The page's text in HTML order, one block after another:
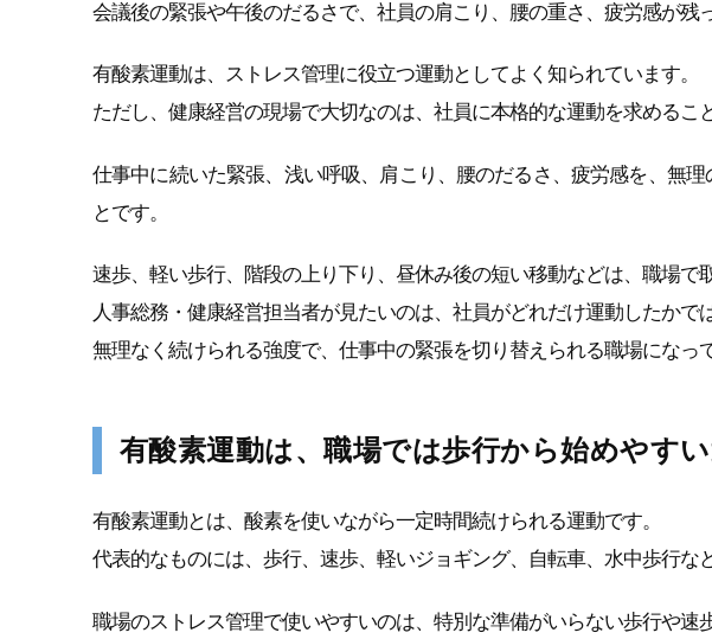
会議後の緊張や午後のだるさで、社員の肩こり、腰の重さ、疲労感が残
有酸素運動は、ストレス管理に役立つ運動としてよく知られています。
ただし、健康経営の現場で大切なのは、社員に本格的な運動を求めるこ
仕事中に続いた緊張、浅い呼吸、肩こり、腰のだるさ、疲労感を、無
とです。
速歩、軽い歩行、階段の上り下り、昼休み後の短い移動などは、職場で
人事総務・健康経営担当者が見たいのは、社員がどれだけ運動したかで
無理なく続けられる強度で、仕事中の緊張を切り替えられる職場になっ
有酸素運動は、職場では歩行から始めやす
有酸素運動とは、酸素を使いながら一定時間続けられる運動です。
代表的なものには、歩行、速歩、軽いジョギング、自転車、水中歩行な
職場のストレス管理で使いやすいのは、特別な準備がいらない歩行や速